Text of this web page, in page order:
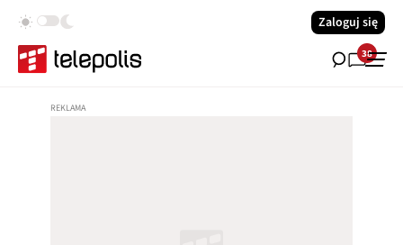
Zaloguj się
38